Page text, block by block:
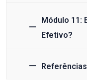
Módulo 11:
Efetivo?